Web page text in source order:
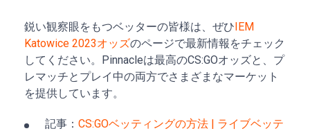
鋭い観察眼をもつベッターの皆様は、ぜひIEM
Katowice 2023オッズのページで最新情報をチェック
してください。Pinnacleは最高のCS:GOオッズと、プ
レマッチとプレイ中の両方でさまざまなマーケット
を提供しています。
記事： CS:GOベッティングの方法 | ライブベッテ